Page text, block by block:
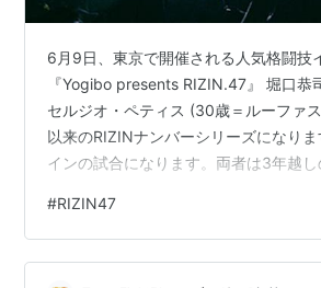
6月9日、東京で開催される人気格闘技
『Yogibo presents RIZIN.47』 堀口
セルジオ・ペティス (30歳＝ルーファ
以来のRIZINナンバーシリーズになり
インの試合になります。両者は3年越し
はRIZINで日本開催でリングでの試合で
選手のホームですし、メインを務める
上最強のMade In JAPANがリベンジを
#RIZIN47